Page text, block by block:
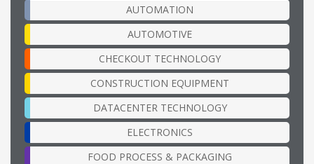
AUTOMATION
AUTOMOTIVE
CHECKOUT TECHNOLOGY
CONSTRUCTION EQUIPMENT
DATACENTER TECHNOLOGY
ELECTRONICS
FOOD PROCESS & PACKAGING